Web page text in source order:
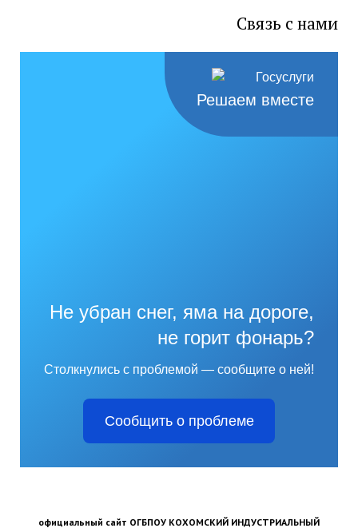
Связь с нами
Решаем вместе
Не убран снег, яма на дороге,
не горит фонарь?
Столкнулись с проблемой — сообщите о ней!
Сообщить о проблеме
официальный сайт ОГБПОУ КОХОМСКИЙ ИНДУСТРИАЛЬНЫЙ